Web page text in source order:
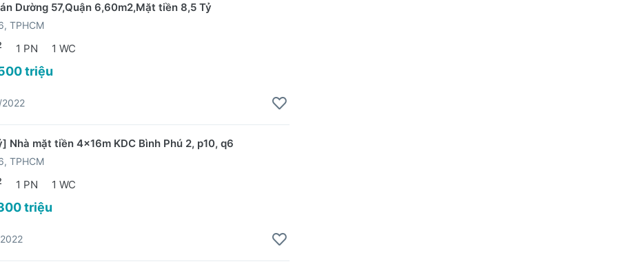
Dường 57,Quận 6,60m2,Mặt tiền 8,5 Tỷ
TPHCM
1 PN 1 WC
triệu
Nhà mặt tiền 4x16m KDC Bình Phú 2, p10, q6
TPHCM
1 PN 1 WC
triệu